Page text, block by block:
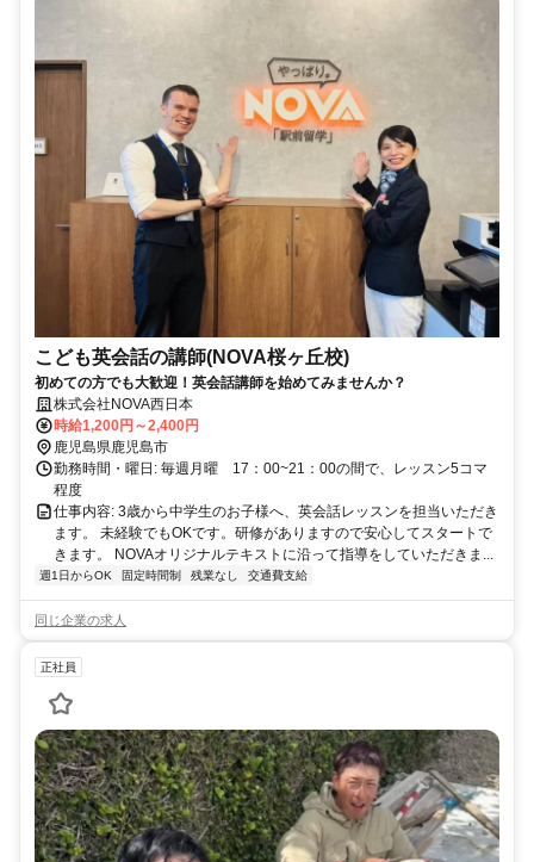
こども英会話の講師(NOVA桜ヶ丘校)
初めての方でも大歓迎！英会話講師を始めてみませんか？
株式会社NOVA西日本
時給1,200円～2,400円
鹿児島県鹿児島市
勤務時間・曜日: 毎週月曜 17：00~21：00の間で、レッスン5コマ
程度
仕事内容: 3歳から中学生のお子様へ、英会話レッスンを担当いただき
ます。 未経験でもOKです。研修がありますので安心してスタートで
きます。 NOVAオリジナルテキストに沿って指導をしていただきま...
週1日からOK 固定時間制 残業なし 交通費支給
同じ企業の求人
正社員